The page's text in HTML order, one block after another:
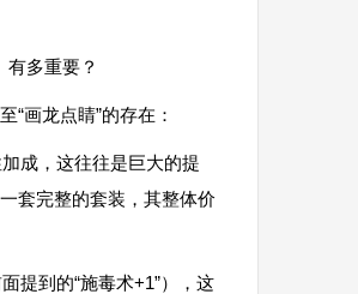
多重要？
“画龙点睛”的存在：
成，这往往是巨大的提
套完整的套装，其整体价
提到的“施毒术+1”），这